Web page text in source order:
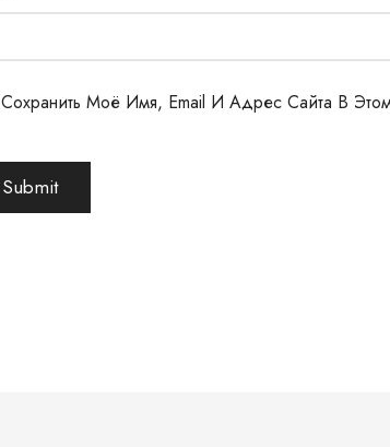
Сохранить Моё Имя, Email И Адрес Сайта В